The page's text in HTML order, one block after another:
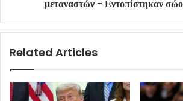
μεταναστών - Εντοπίστηκαν
Related Articles